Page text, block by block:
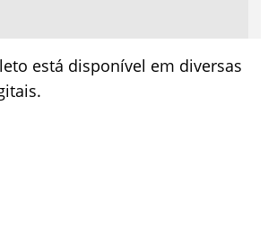
está disponível em diversas